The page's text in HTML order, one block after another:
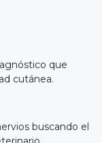
que
cutánea.
buscando el